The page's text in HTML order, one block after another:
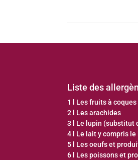
Liste des
1
Les fruits à coques
2
Les arachides
3
Le lupin (substitut
4
Le lait y compris le
5
Les oeufs et
6
Les poissons et